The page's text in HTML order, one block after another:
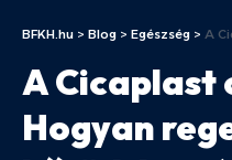
BFKH.hu > Blog > Egészség > A
A Cicaplast
Hogyan